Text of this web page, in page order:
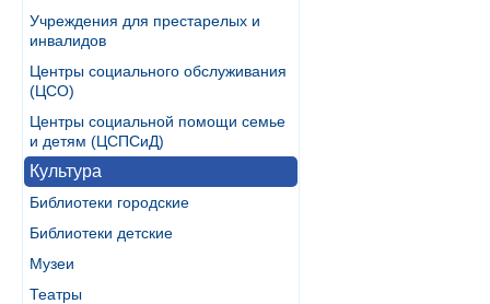
Учреждения для престарелых и
инвалидов
Центры социального обслуживания
(ЦСО)
Центры социальной помощи семье
и детям (ЦСПСиД)
Культура
Библиотеки городские
Библиотеки детские
Музеи
Театры